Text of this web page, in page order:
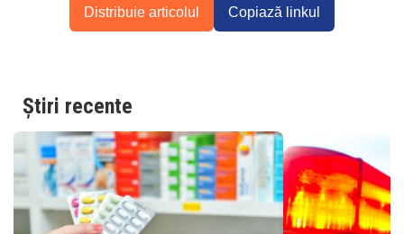
Distribuie articolul Copiază linkul
Știri recente